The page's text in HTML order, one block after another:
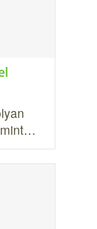
mint…